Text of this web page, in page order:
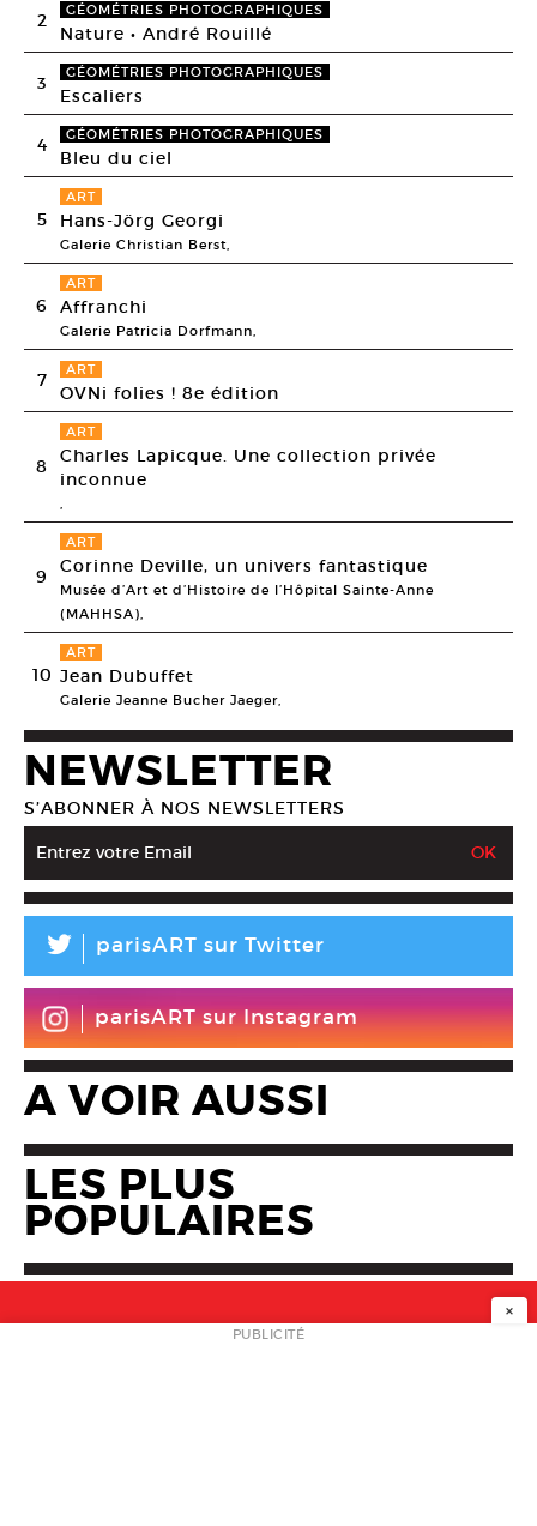
2 GÉOMÉTRIES PHOTOGRAPHIQUES
Nature • André Rouillé
3 GÉOMÉTRIES PHOTOGRAPHIQUES
Escaliers
4 GÉOMÉTRIES PHOTOGRAPHIQUES
Bleu du ciel
5
ART
Hans-Jörg Georgi
Galerie Christian Berst,
6
ART
Affranchi
Galerie Patricia Dorfmann,
7 ART
OVNi folies ! 8e édition
8
ART
Charles Lapicque. Une collection privée
inconnue
,
9
ART
Corinne Deville, un univers fantastique
Musée d’Art et d’Histoire de l’Hôpital Sainte-Anne
(MAHHSA),
10
ART
Jean Dubuffet
Galerie Jeanne Bucher Jaeger,
NEWSLETTER
S’ABONNER À NOS NEWSLETTERS
L parisART sur Twitter
parisART sur Instagram
A VOIR AUSSI
LES PLUS
POPULAIRES
NEWSLETTER
×
PUBLICITÉ